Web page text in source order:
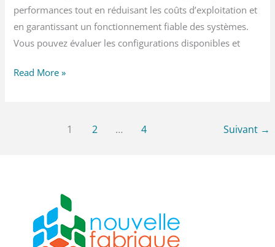
performances tout en réduisant les coûts d’exploitation et
en garantissant un fonctionnement fiable des systèmes.
Vous pouvez évaluer les configurations disponibles et
Comparatif
industriels
Read More »
1 2 … 4 Suivant →